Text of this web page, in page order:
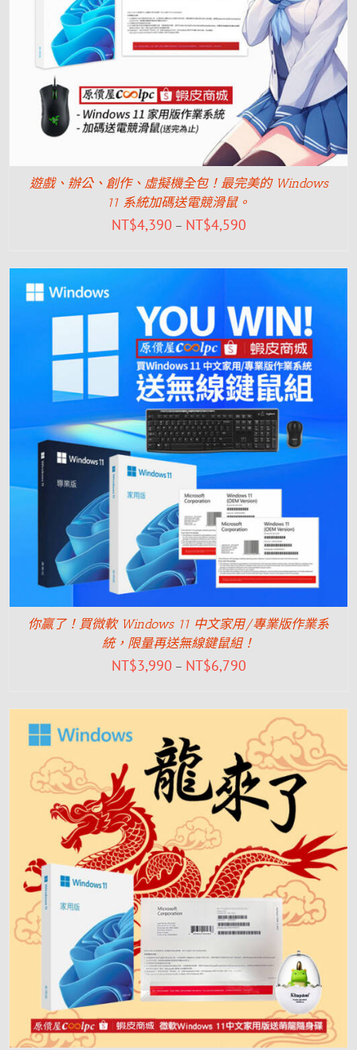
遊戲、辦公、創作、虛擬機全包！最完美的 Windows
11 系統加碼送電競滑鼠。
NT$4,390 – NT$4,590
你贏了！買微軟 Windows 11 中文家用/專業版作業系
統，限量再送無線鍵鼠組！
NT$3,990 – NT$6,790